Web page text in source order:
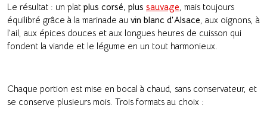
Le résultat : un plat plus corsé, plus sauvage, mais toujours
équilibré grâce à la marinade au vin blanc d’Alsace, aux oignons, à
l’ail, aux épices douces et aux longues heures de cuisson qui
fondent la viande et le légume en un tout harmonieux.
Chaque portion est mise en bocal à chaud, sans conservateur, et
se conserve plusieurs mois. Trois formats au choix :